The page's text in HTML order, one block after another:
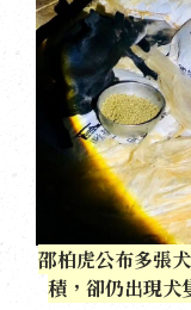
邵柏虎公布多張
積，卻仍出現犬